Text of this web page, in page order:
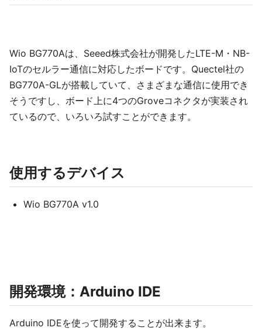
Wio BG770Aは、Seeed株式会社が開発したLTE-M・NB-
IoTのセルラー通信に対応したボードです。Quectel社の
BG770A-GLが搭載していて、さまざまな通信に使用でき
そうですし、ボード上に4つのGroveコネクタが実装され
ているので、いろいろ試すことができます。
使用するデバイス
Wio BG770A v1.0
開発環境：Arduino IDE
Arduino IDEを使って開発することが出来ます。